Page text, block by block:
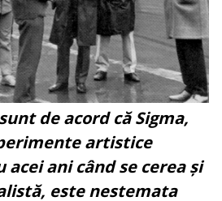
de acord că Sigma,
artistice
ani când se cerea și
este nestemata